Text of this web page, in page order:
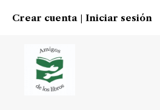
Crear cuenta Iniciar sesión